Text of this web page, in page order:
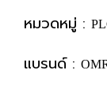
หมวดหมู่ :
แบรนด์ :